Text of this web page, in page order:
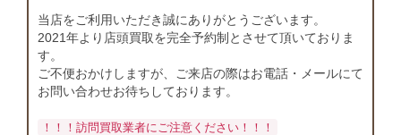
店舗情報
お問い合わせ
当店をご利用いただき誠にありがとうございます。
2021年より店頭買取を完全予約制とさせて頂いておりま
す。
ご不便おかけしますが、ご来店の際はお電話・メールにて
お問い合わせお待ちしております。
！！！訪問買取業者にご注意ください！！！